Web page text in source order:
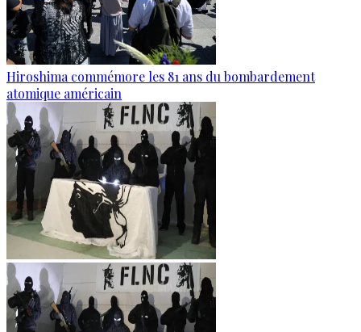
Hiroshima commémore les 81 ans du bombardement
atomique américain